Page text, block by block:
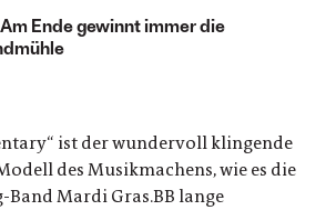
Am Ende gewinnt immer die
ist der wundervoll klingende
des Musikmachens, wie es die
Mardi Gras.BB lange